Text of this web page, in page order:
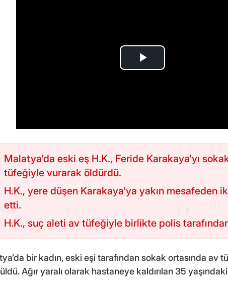
Malatya'da eski eş H.K., Feride Karakaya'yı
tüfeğiyle vurarak öldürdü.
H.K., yere düşen Karakaya'ya yakın mesafeden
etti.
H.K., suç aleti av tüfeğiyle birlikte polis
bir kadın, eski eşi tarafından sokak ortasında av
Ağır yaralı olarak hastaneye kaldırılan 35